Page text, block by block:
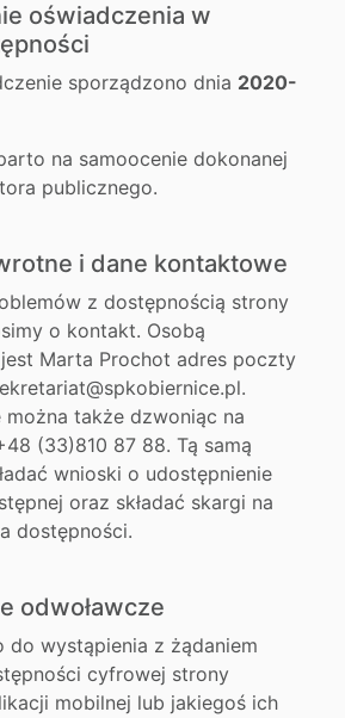
oświadczenia w
sporządzono dnia 2020-
na samoocenie dokonanej
publicznego.
i dane kontaktowe
z dostępnością strony
o kontakt. Osobą
Marta Prochot adres poczty
można także dzwoniąc na
(33)810 87 88. Tą samą
wnioski o udostępnienie
oraz składać skargi na
dostępności.
odwoławcze
do wystąpienia z żądaniem
cyfrowej strony
mobilnej lub jakiegoś ich